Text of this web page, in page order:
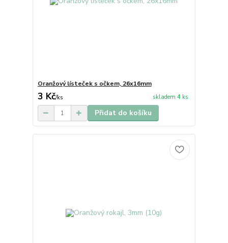
Oranžový lísteček s očkem, 26x16mm
3 Kč/ks skladem 4 ks
Přidat do košíku